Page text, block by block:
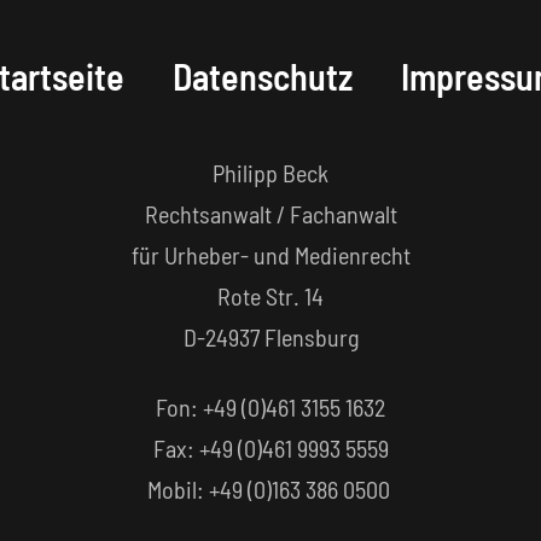
Datenschutz
Philipp Beck
Rechtsanwalt / Fachanwalt
für Urheber- und Medienrecht
Rote Str. 14
D-24937 Flensburg
Fon: +49 (0)461 3155 1632‬
Fax: +49 (0)461 9993 5559‬
Mobil: +49 (0)163 386 0500